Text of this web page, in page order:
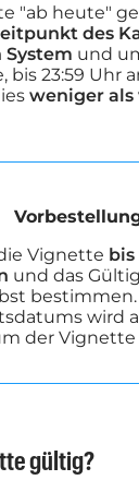
"ab heute"
des
und
bis 23:59 Uhr
weniger als
Vignette bis
und das
bestimmen.
wird
der Vignette
gültig?